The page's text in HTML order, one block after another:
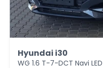
Hyundai i30
WG 1.6 T-7-DCT Navi